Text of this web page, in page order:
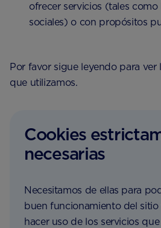
ofrecer servicios (tales como
sociales) o con propósitos
Por favor sigue leyendo para ver
que utilizamos.
Cookies
necesarias
Necesitamos de ellas para
buen funcionamiento del
hacer uso de los servicios